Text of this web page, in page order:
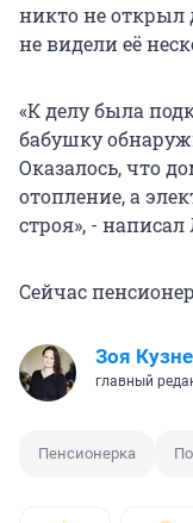
никто не открыл
не видели её
«К делу была
бабушку
Оказалось, что
отопление, а
строя», -
Сейчас
Зоя
главный
Пенсионерка